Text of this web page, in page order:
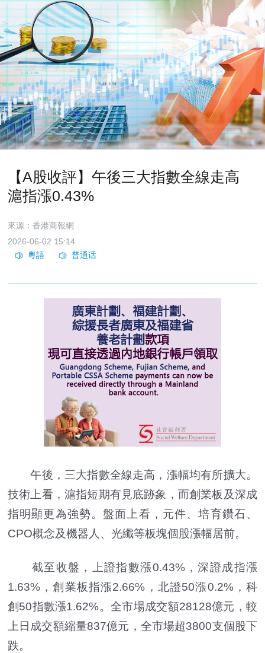
【A股收評】午後三大指數全線走高
滬指漲0.43%
來源：香港商報網
2026-06-02 15:14
午後，三大指數全線走高，漲幅均有所擴大。
技術上看，滬指短期有見底跡象，而創業板及深成
指明顯更為強勢。盤面上看，元件、培育鑽石、
CPO概念及機器人、光纖等板塊個股漲幅居前。
截至收盤，上證指數漲0.43%，深證成指漲
1.63%，創業板指漲2.66%，北證50漲0.2%，科
創50指數漲1.62%。全市場成交額28128億元，較
上日成交額縮量837億元，全市場超3800支個股下
跌。